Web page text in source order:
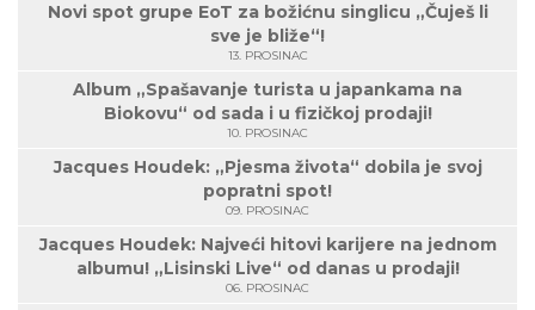
Novi spot grupe EoT za božićnu singlicu „Čuješ li
sve je bliže“!
13. PROSINAC
Album „Spašavanje turista u japankama na
Biokovu“ od sada i u fizičkoj prodaji!
10. PROSINAC
Jacques Houdek: „Pjesma života“ dobila je svoj
popratni spot!
09. PROSINAC
Jacques Houdek: Najveći hitovi karijere na jednom
albumu! „Lisinski Live“ od danas u prodaji!
06. PROSINAC